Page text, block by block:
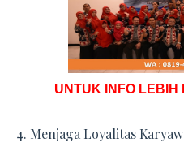
UNTUK INFO LEBIH
4. Menjaga Loyalitas